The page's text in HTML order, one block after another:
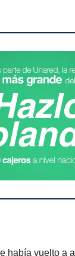
había vuelto a